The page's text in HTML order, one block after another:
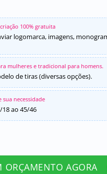
100% gratuita
logomarca, imagens,
mulheres e tradicional para homens.
de tiras (diversas opções).
necessidade
ao 45/46
ORÇAMENTO AGORA